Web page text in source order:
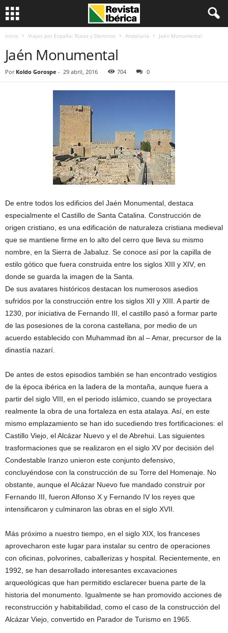
Inicio Viajes por España: Rutas y Destinos Andalucía Jaén Monumental
Jaén Monumental
Por Koldo Gorospe - 29 abril, 2016 704 0
De entre todos los edificios del Jaén Monumental, destaca
especialmente el Castillo de Santa Catalina. Construcción de
origen cristiano, es una edificación de naturaleza cristiana medieval
que se mantiene firme en lo alto del cerro que lleva su mismo
nombre, en la Sierra de Jabaluz. Se conoce así por la capilla de
estilo gótico que fuera construida entre los siglos XIII y XIV, en
donde se guarda la imagen de la Santa.
De sus avatares históricos destacan los numerosos asedios
sufridos por la construcción entre los siglos XII y XIII. A partir de
1230, por iniciativa de Fernando III, el castillo pasó a formar parte
de las posesiones de la corona castellana, por medio de un
acuerdo establecido con Muhammad ibn al – Amar, precursor de la
dinastía nazarí.
De antes de estos episodios también se han encontrado vestigios
de la época ibérica en la ladera de la montaña, aunque fuera a
partir del siglo VIII, en el periodo islámico, cuando se proyectara
realmente la obra de una fortaleza en esta atalaya. Así, en este
mismo emplazamiento se han ido sucediendo tres fortificaciones: el
Castillo Viejo, el Alcázar Nuevo y el de Abrehui. Las siguientes
trasformaciones que se realizaron en el siglo XV por decisión del
Condestable Iranzo unieron este conjunto defensivo,
concluyéndose con la construcción de su Torre del Homenaje. No
obstante, aunque el Alcázar Nuevo fue mandado construir por
Fernando III, fueron Alfonso X y Fernando IV los reyes que
intensificaron y culminaron las obras en el siglo XVII.
Más próximo a nuestro tiempo, en el siglo XIX, los franceses
aprovecharon este lugar para instalar su centro de operaciones
con oficinas, polvorines, caballerizas y hospital. Recientemente, en
1992, se han desarrollado interesantes excavaciones
arqueológicas que han permitido esclarecer buena parte de la
historia del monumento. Igualmente se han promovido acciones de
reconstrucción y habitabilidad, como el caso de la construcción del
Alcázar Viejo, convertido en Parador de Turismo en 1965.